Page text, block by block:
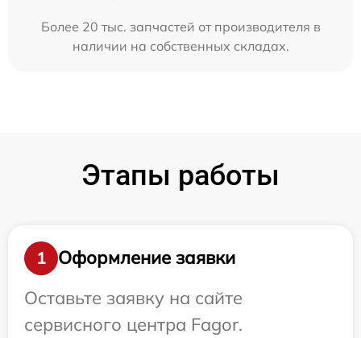
Более 20 тыс. запчастей от производителя в
наличии на собственных складах.
Этапы работы
1
Оформление заявки
Оставьте заявку на сайте
сервисного центра Fagor.